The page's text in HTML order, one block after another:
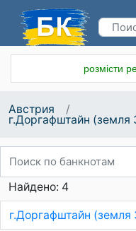
розмісти
Австрия
г.Доргафштайн (земля
Найдено: 4
г.Доргафштайн (земля